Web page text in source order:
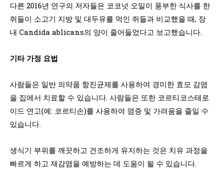
다른 2016년 연구의 저자들은 코코넛 오일이 풍부한 식사를 한
쥐들이 소고기 지방 및 대두유를 먹인 쥐들과 비교했을 때, 장
내 Candida ablicans의 양이 줄어들었다고 보고했습니다.
기타 가정 요법
사람들은 일반 의약품 항진균제를 사용하여 경미한 효모 감염
을 집에서 치료할 수 있습니다. 사람들은 또한 코르티코스테로
이드 연고(예: 코르티손)를 사용하여 염증 및 가려움을 줄일 수
있습니다.
생식기 부위를 깨끗하고 건조하게 유지하는 것은 치유 과정을
빠르게 하고 재감염을 예방하는 데 도움이 될 수 있습니다.